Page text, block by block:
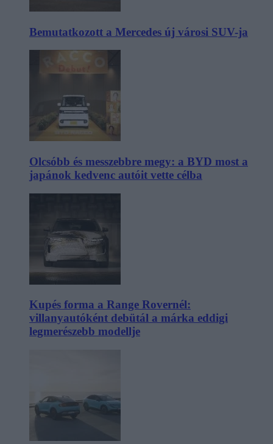
Bemutatkozott a Mercedes új városi SUV-ja
Olcsóbb és messzebbre megy: a BYD most a
japánok kedvenc autóit vette célba
Kupés forma a Range Rovernél:
villanyautóként debütál a márka eddigi
legmerészebb modellje